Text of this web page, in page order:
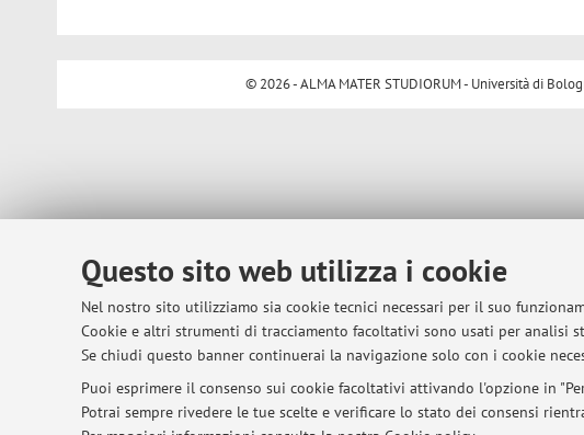
Questo sito web utilizza i cookie
Nel nostro sito utilizziamo sia cookie tecnici necessari per il suo
Cookie e altri strumenti di tracciamento facoltativi sono usati per analisi
Se chiudi questo banner continuerai la navigazione solo con i cookie
Puoi esprimere il consenso sui cookie facoltativi attivando l'opzione in
Potrai sempre rivedere le tue scelte e verificare lo stato dei consensi
© 2026 - ALMA MATER STUDIORUM - Università di